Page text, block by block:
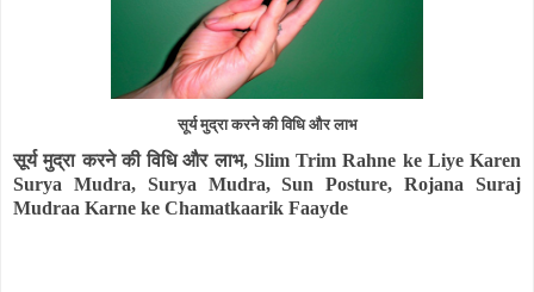
सूर्य मुद्रा करने की विधि और लाभ
सूर्य मुद्रा करने की विधि और लाभ, Slim Trim Rahne ke Liye Karen
Surya Mudra, Surya Mudra, Sun Posture, Rojana Suraj
Mudraa Karne ke Chamatkaarik Faayde